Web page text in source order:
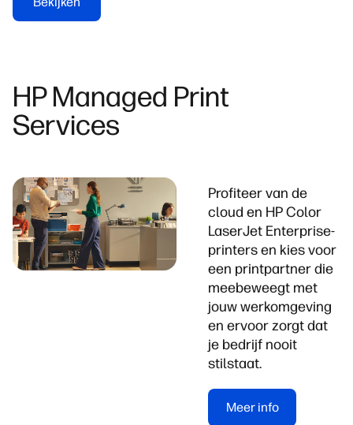
HP Managed Print
Services
Profiteer van de
cloud en HP Color
LaserJet Enterprise-
printers en kies voor
een printpartner die
meebeweegt met
jouw werkomgeving
en ervoor zorgt dat
je bedrijf nooit
stilstaat.
Meer info